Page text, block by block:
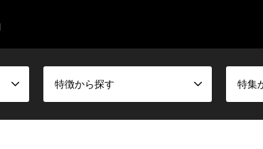
特徴から探す 特集